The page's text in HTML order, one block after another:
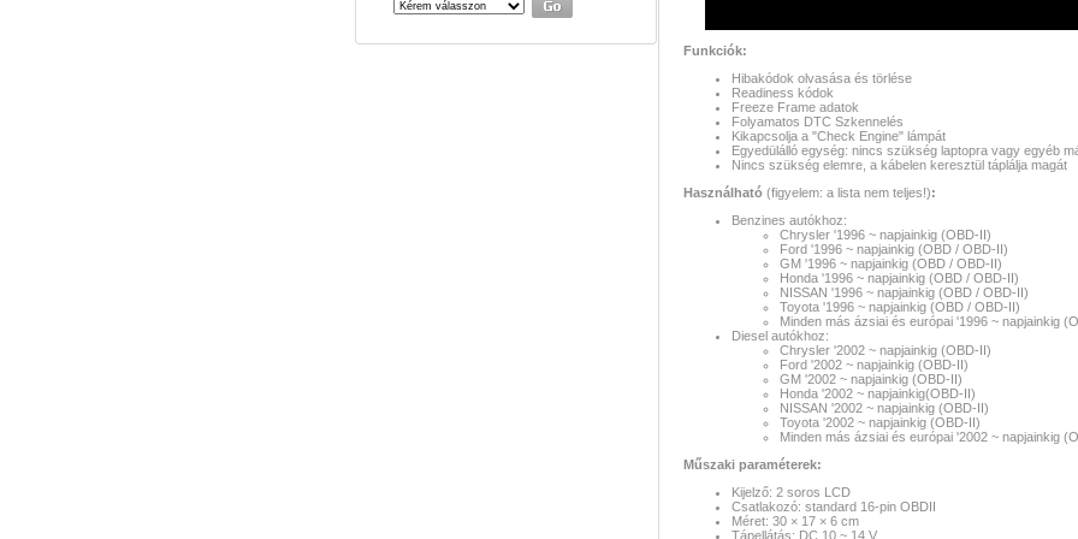
Funkciók:
Hibakódok olvasása és törlése
Readiness kódok
Freeze Frame adatok
Folyamatos DTC Szkennelés
Kikapcsolja a "Check Engine" lámpát
Egyedülálló egység: nincs szükség laptopra vagy egyéb
Nincs szükség elemre, a kábelen keresztül táplálja magát
Használható (figyelem: a lista nem teljes!):
Benzines autókhoz:
Chrysler '1996 ~ napjainkig (OBD-II)
Ford '1996 ~ napjainkig (OBD / OBD-II)
GM '1996 ~ napjainkig (OBD / OBD-II)
Honda '1996 ~ napjainkig (OBD / OBD-II)
NISSAN '1996 ~ napjainkig (OBD / OBD-II)
Toyota '1996 ~ napjainkig (OBD / OBD-II)
Minden más ázsiai és európai '1996 ~ napjainkig
Diesel autókhoz:
Chrysler '2002 ~ napjainkig (OBD-II)
Ford '2002 ~ napjainkig (OBD-II)
GM '2002 ~ napjainkig (OBD-II)
Honda '2002 ~ napjainkig(OBD-II)
NISSAN '2002 ~ napjainkig (OBD-II)
Toyota '2002 ~ napjainkig (OBD-II)
Minden más ázsiai és európai '2002 ~ napjainkig
Műszaki paraméterek:
Kijelző: 2 soros LCD
Csatlakozó: standard 16-pin OBDII
Méret: 30 × 17 × 6 cm
Tápellátás: DC 10 ~ 14 V